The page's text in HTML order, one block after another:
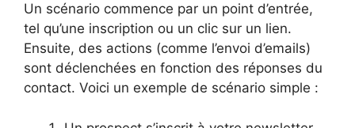
Un scénario commence par un point d’entrée,
tel qu’une inscription ou un clic sur un lien.
Ensuite, des actions (comme l’envoi d’emails)
sont déclenchées en fonction des réponses du
contact. Voici un exemple de scénario simple :